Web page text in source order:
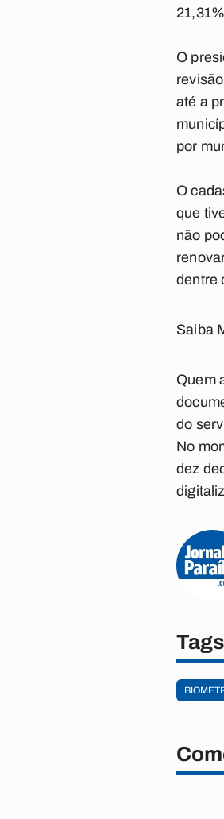
O
até a
por
O
que
não
dentre
Saiba
Quem
do
No
dez
Tags